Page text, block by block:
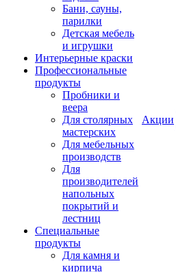
Бани, сауны,
парилки
Детская мебель
и игрушки
Интерьерные краски
Профессиональные
продукты
Пробники и
веера
Для столярных
мастерских
Для мебельных
производств
Для
производителей
напольных
покрытий и
лестниц
Специальные
продукты
Для камня и
кирпича
Акции